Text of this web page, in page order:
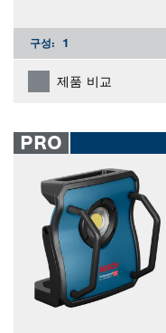
구성: 1
제품 비교
PRO